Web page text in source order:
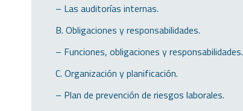
– Las auditorías internas.
B. Obligaciones y responsabilidades.
– Funciones, obligaciones y responsabilidades.
C. Organización y planificación.
– Plan de prevención de riesgos laborales.